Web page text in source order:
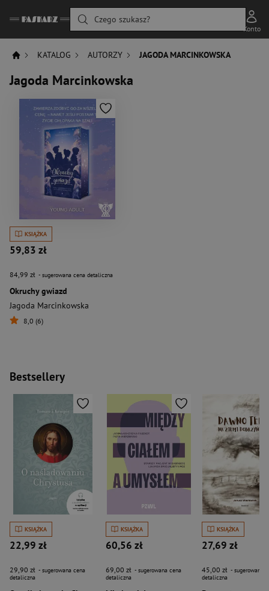
Czego szukasz?
Konto
KATALOG AUTORZY JAGODA MARCINKOWSKA
Jagoda Marcinkowska
KSIĄŻKA
59,83 zł
84,99 zł - sugerowana cena detaliczna
Okruchy gwiazd
Jagoda Marcinkowska
8,0 (6)
Bestsellery
KSIĄŻKA
22,99 zł
29,90 zł - sugerowana cena
detaliczna
KSIĄŻKA
60,56 zł
69,00 zł - sugerowana cena
detaliczna
KSIĄŻKA
27,69 zł
45,00 zł - sugerowana
detaliczna